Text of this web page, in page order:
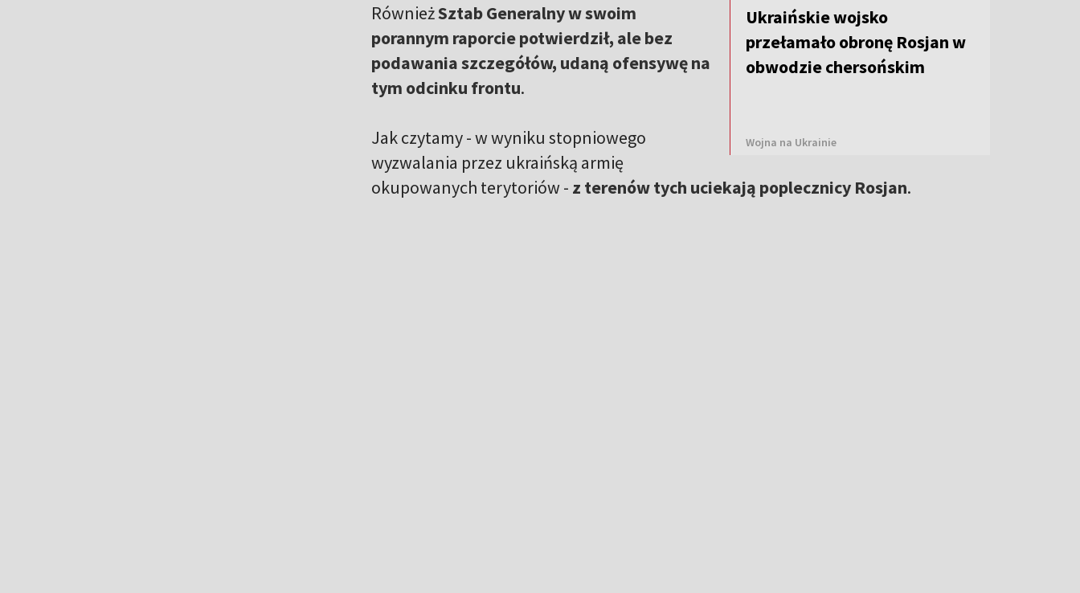
Ukraińskie wojsko
przełamało obronę Rosjan w
obwodzie chersońskim
Wojna na Ukrainie
RównieżSztab Generalny w swoim
porannym raporcie potwierdził, ale bez
podawania szczegółów, udaną ofensywę na
tym odcinku frontu.
Jak czytamy - w wyniku stopniowego
wyzwalania przez ukraińską armię
okupowanych terytoriów - z terenów tych uciekają poplecznicy Rosjan.